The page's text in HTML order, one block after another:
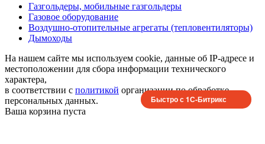
Газгольдеры, мобильные газгольдеры
Газовое оборудование
Воздушно-отопительные агрегаты (тепловентиляторы)
Дымоходы
На нашем сайте мы используем cookie, данные об IP-адресе и
местоположении для сбора информации технического
характера,
в соответствии с политикой организации по обработке
персональных данных.
Ваша корзина пуста
Быстро с 1С-Битрикс